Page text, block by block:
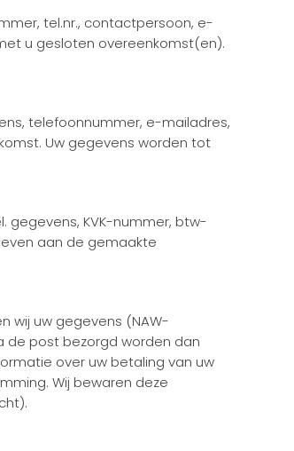
tel.nr., contactpersoon, e-
u gesloten overeenkomst(en).
telefoonnummer, e-mailadres,
Uw gegevens worden tot
gegevens, KVK-nummer, btw-
aan de gemaakte
wij uw gegevens (NAW-
de post bezorgd worden dan
over uw betaling van uw
Wij bewaren deze